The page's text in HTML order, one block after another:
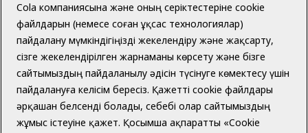
Қазақстан | Қазақ
Біз туралы
Cola компаниясына және оның серіктестеріне cookie
файлдарын (немесе соған ұқсас технологиялар)
пайдалану мүмкіндігіңізді жекелендіру және жақсарту,
сізге жекелендірілген жарнаманы көрсету және бізге
сайтымыздың пайдаланылу әдісін түсінуге көмектесу үшін
пайдалануға келісім бересіз. Қажетті cookie файлдары
әрқашан белсенді болады, себебі олар сайтымыздың
жұмыс істеуіне қажет. Қосымша ақпаратты «Cookie